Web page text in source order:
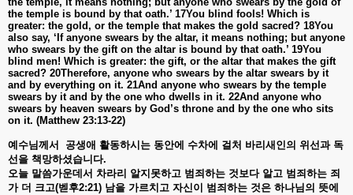
the temple is bound by that oath.’ 17You blind fools! Which is
greater: the gold, or the temple that makes the gold sacred? 18You
also say, ‘If anyone swears by the altar, it means nothing; but anyone
who swears by the gift on the altar is bound by that oath.’ 19You
blind men! Which is greater: the gift, or the altar that makes the gift
sacred? 20Therefore, anyone who swears by the altar swears by it
and by everything on it. 21And anyone who swears by the temple
swears by it and by the one who dwells in it. 22And anyone who
swears by heaven swears by God’s throne and by the one who sits
on it. (Matthew 23:13-22)
예수님께서 공생애 활동하시는 동안에 수차에 걸처 바리새인의 위선과 독
선을 책망하셨습니다.
오늘 말씀가운데서 차라리 알지못하고 범죄하는 것보다 알고 범죄하는 죄
가 더 크고(벧후2:21) 남을 가르치고 자신이 범죄하는 것은 하나님의 뜻에